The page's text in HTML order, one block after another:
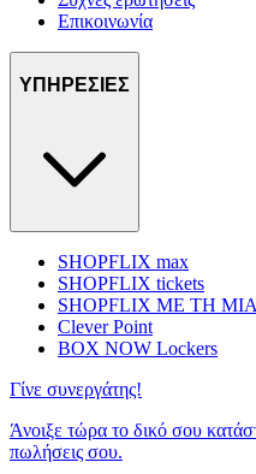
Επικοινωνία
ΥΠΗΡΕΣΙΕΣ
SHOPFLIX max
SHOPFLIX tickets
SHOPFLIX ΜΕ ΤΗ
Clever Point
BOX NOW Lockers
Γίνε συνεργάτης!
Άνοιξε τώρα το δικό σου
πωλήσεις σου.